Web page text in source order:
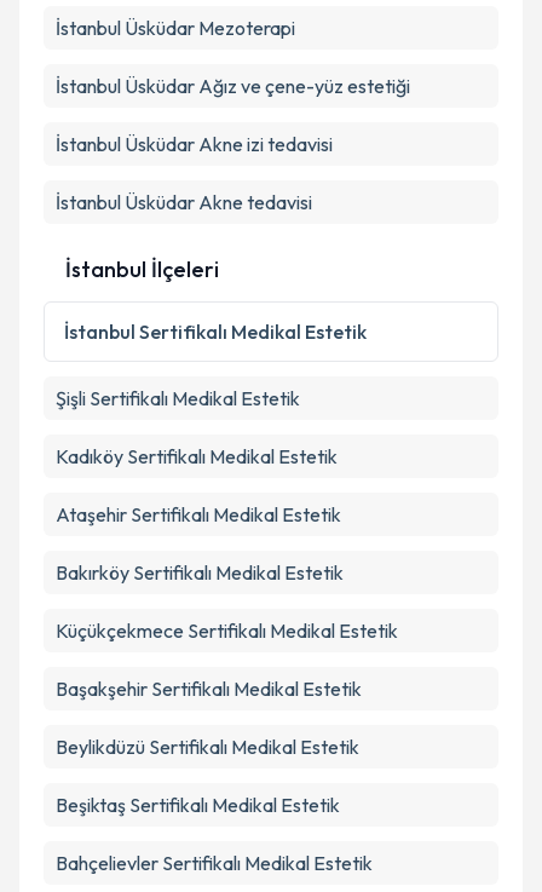
İstanbul Üsküdar Mezoterapi
İstanbul Üsküdar Ağız ve çene-yüz estetiği
İstanbul Üsküdar Akne izi tedavisi
İstanbul Üsküdar Akne tedavisi
İstanbul İlçeleri
İstanbul Sertifikalı Medikal Estetik
Şişli Sertifikalı Medikal Estetik
Kadıköy Sertifikalı Medikal Estetik
Ataşehir Sertifikalı Medikal Estetik
Bakırköy Sertifikalı Medikal Estetik
Küçükçekmece Sertifikalı Medikal Estetik
Başakşehir Sertifikalı Medikal Estetik
Beylikdüzü Sertifikalı Medikal Estetik
Beşiktaş Sertifikalı Medikal Estetik
Bahçelievler Sertifikalı Medikal Estetik